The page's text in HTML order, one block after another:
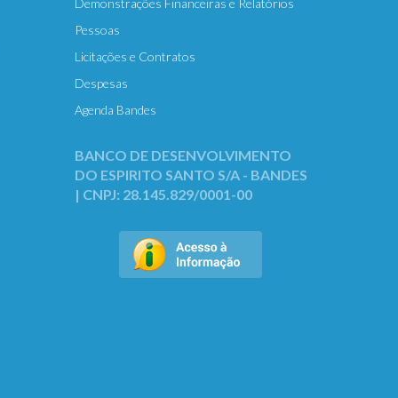
Demonstrações Financeiras e Relatórios
Pessoas
Licitações e Contratos
Despesas
Agenda Bandes
BANCO DE DESENVOLVIMENTO
DO ESPIRITO SANTO S/A - BANDES
| CNPJ: 28.145.829/0001-00